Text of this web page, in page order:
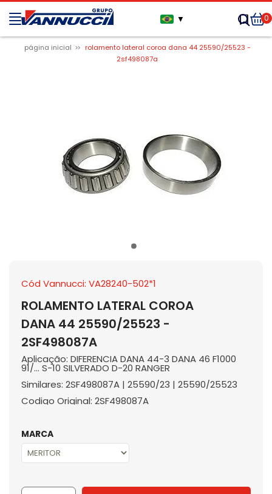
▼ 0
página inicial
rolamento lateral coroa dana 44 25590/25523 -
2sf498087a
Cód Vannucci: VA28240-502*1
ROLAMENTO LATERAL COROA
DANA 44 25590/25523 -
2SF498087A
Aplicação: DIFERENCIA DANA 44-3 DANA 46 F1000
91/... S-10 SILVERADO D-20 RANGER
Similares: 2SF498087A | 25590/23 | 25590/25523
Codigo Original: 2SF498087A
MARCA